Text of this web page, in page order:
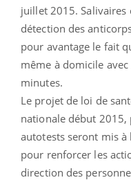
juillet 2015. Salivaires
détection des
pour avantage le fait
même à domicile
minutes.
Le projet de loi de
nationale début
autotests seront mis
pour renforcer les
direction des